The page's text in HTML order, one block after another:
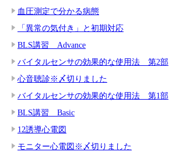
血圧測定で分かる病態
「異常の気付き」と初期対応
BLS講習 Advance
バイタルセンサの効果的な使用法 第2部
心音聴診※〆切りました
バイタルセンサの効果的な使用法 第1部
BLS講習 Basic
12誘導心電図
モニター心電図※〆切りました